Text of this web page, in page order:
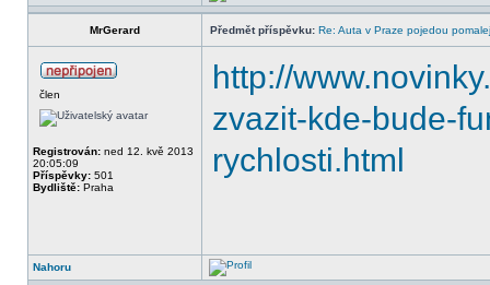
MrGerard Předmět příspěvku: Re: Auta v Praze pojedou
člen
Registrován: ned 12. kvě 2013
20:05:09
Příspěvky: 501
Bydliště: Praha
http://
zvazit-kde-bude-
rychlosti.html
Nahoru